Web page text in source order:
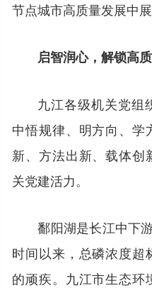
节点城市高质量发展中
启智润心，解锁高
九江各级机关党组
中悟规律、明方向、学
新、方法出新、载体创
关党建活力。
鄱阳湖是长江中下
时间以来，总磷浓度超
的顽疾。九江市生态环